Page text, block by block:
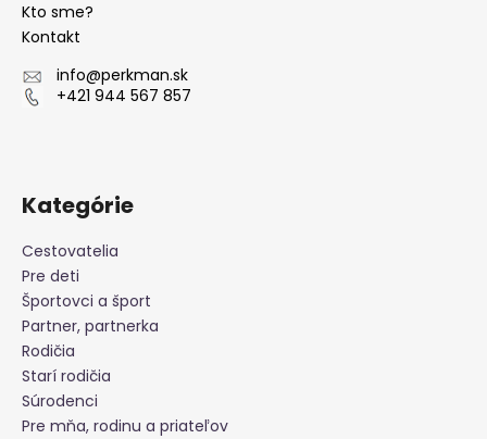
Kto sme?
Kontakt
info@perkman.sk
+421 944 567 857
Kategórie
Cestovatelia
Pre deti
Športovci a šport
Partner, partnerka
Rodičia
Starí rodičia
Súrodenci
Pre mňa, rodinu a priateľov